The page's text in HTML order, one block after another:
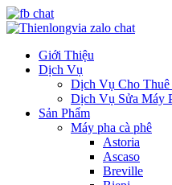
Giới Thiệu
Dịch Vụ
Dịch Vụ Cho Thuê
Dịch Vụ Sửa Máy
Sản Phẩm
Máy pha cà phê
Astoria
Ascaso
Breville